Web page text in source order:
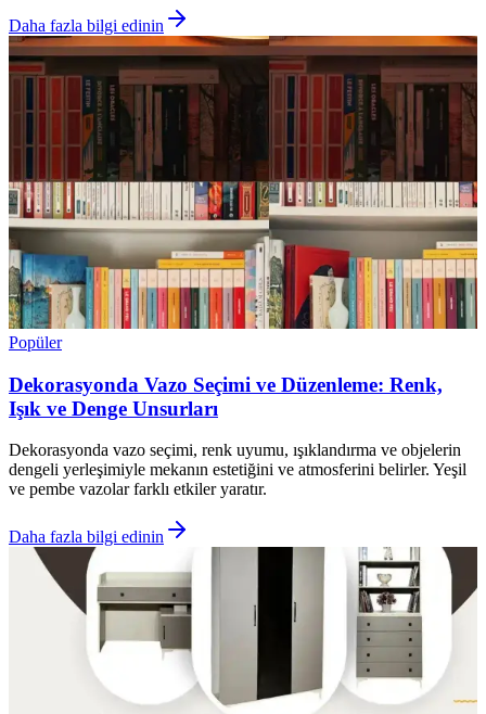
Daha fazla bilgi edinin
Popüler
Dekorasyonda Vazo Seçimi ve Düzenleme: Renk,
Işık ve Denge Unsurları
Dekorasyonda vazo seçimi, renk uyumu, ışıklandırma ve objelerin
dengeli yerleşimiyle mekanın estetiğini ve atmosferini belirler. Yeşil
ve pembe vazolar farklı etkiler yaratır.
Daha fazla bilgi edinin